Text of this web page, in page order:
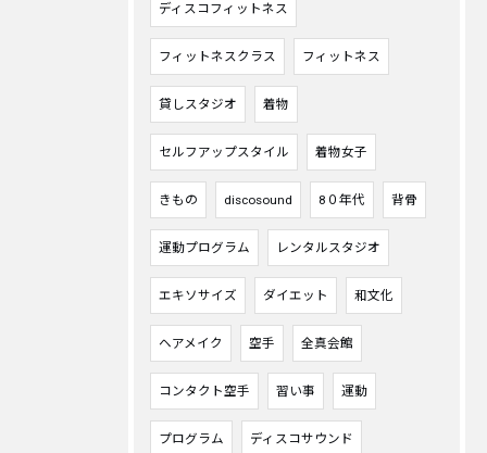
ディスコフィットネス
フィットネスクラス フィットネス
貸しスタジオ 着物
セルフアップスタイル 着物女子
きもの discosound 8０年代 背骨
運動プログラム レンタルスタジオ
エキソサイズ ダイエット 和文化
ヘアメイク 空手 全真会館
コンタクト空手 習い事 運動
プログラム ディスコサウンド